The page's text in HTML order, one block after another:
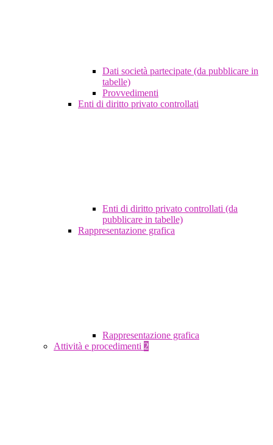
Dati società partecipate (da pubblicare in
tabelle)
Provvedimenti
Enti di diritto privato controllati
Enti di diritto privato controllati (da
pubblicare in tabelle)
Rappresentazione grafica
Rappresentazione grafica
Attività e procedimenti 2